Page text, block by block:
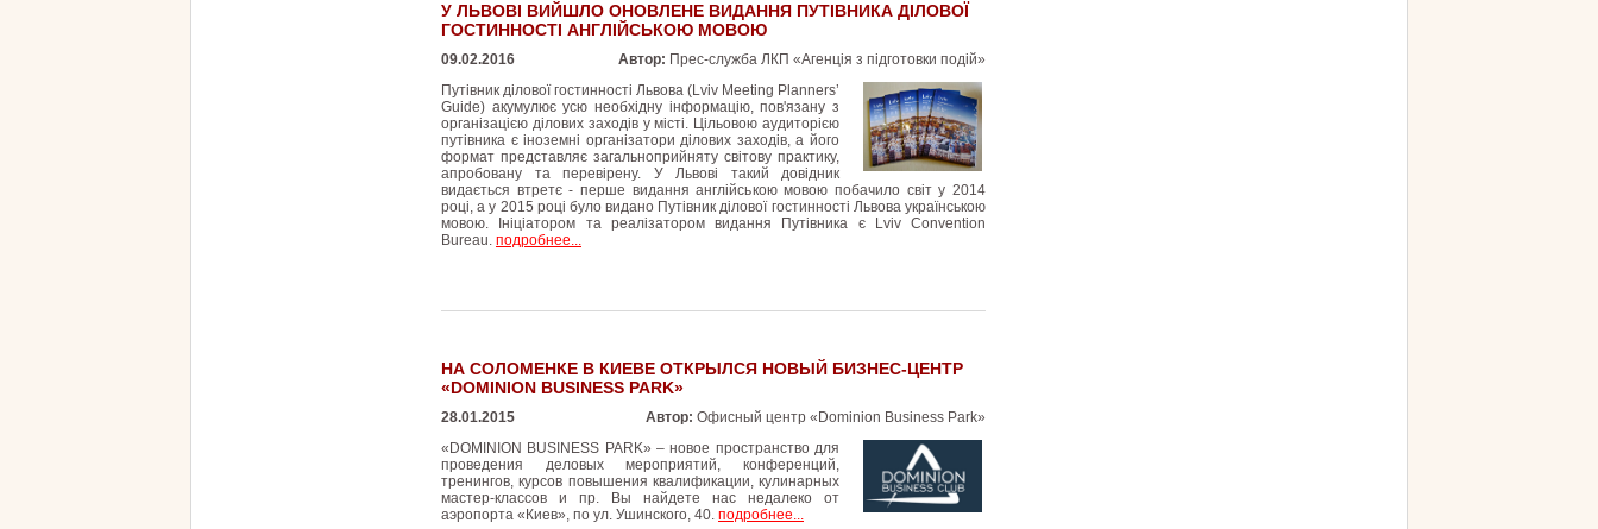
У ЛЬВОВІ ВИЙШЛО ОНОВЛЕНЕ ВИДАННЯ ПУТІВНИКА ДІЛОВОЇ
ГОСТИННОСТІ АНГЛІЙСЬКОЮ МОВОЮ
09.02.2016 Автор: Прес-служба ЛКП «Агенція з підготовки подій»
Путівник ділової гостинності Львова (Lviv Meeting Planners’
Guide) акумулює усю необхідну інформацію, пов'язану з
організацією ділових заходів у місті. Цільовою аудиторією
путівника є іноземні організатори ділових заходів, а його
формат представляє загальноприйняту світову практику,
апробовану та перевірену. У Львові такий довідник
видається втретє - перше видання англійською мовою побачило світ у 2014
році, а у 2015 році було видано Путівник ділової гостинності Львова українською
мовою. Ініціатором та реалізатором видання Путівника є Lviv Convention
Bureau. подробнее...
НА СОЛОМЕНКЕ В КИЕВЕ ОТКРЫЛСЯ НОВЫЙ БИЗНЕС-ЦЕНТР
«DOMINION BUSINESS PARK»
28.01.2015 Автор: Офисный центр «Dominion Business Park»
«DOMINION BUSINESS PARK» – новое пространство для
проведения деловых мероприятий, конференций,
тренингов, курсов повышения квалификации, кулинарных
мастер-классов и пр. Вы найдете нас недалеко от
аэропорта «Киев», по ул. Ушинского, 40. подробнее...